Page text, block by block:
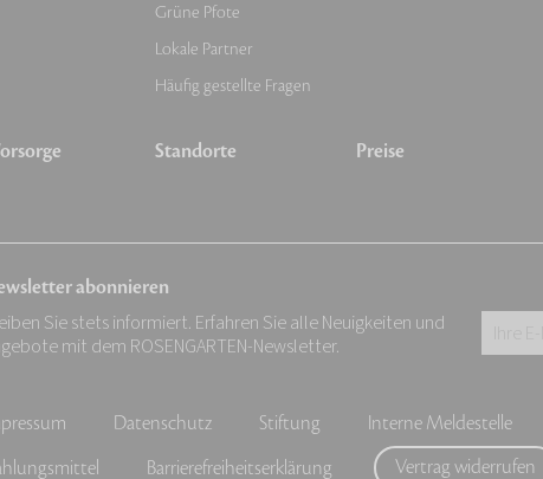
Grüne Pfote
Lokale Partner
Häufig gestellte Fragen
Standorte Preise
abonnieren
Sie stets informiert. Erfahren Sie alle Neuigkeiten und
mit dem ROSENGARTEN-Newsletter.
E-
Adresse:
Datenschutz Stiftung
Interne Meldestelle
Barrierefreiheitserklärung Vertrag widerrufen